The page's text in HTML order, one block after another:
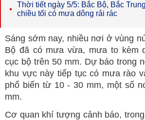
Thời tiết ngày 5/5: Bắc Bộ, Bắc
chiều tối có mưa dông rải rác
Sáng sớm nay, nhiều nơi ở vùng
Bộ đã có mưa vừa, mưa to kèm
cục bộ trên 50 mm. Dự báo trong
khu vực này tiếp tục có mưa rào
phổ biến từ 10 - 30 mm, một số
mm.
Cơ quan khí tượng cảnh báo,